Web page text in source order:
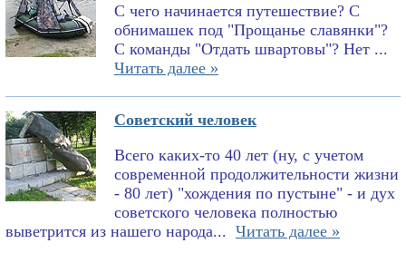
С чего начинается путешествие? С
обнимашек под "Прощанье славянки"?
С команды "Отдать швартовы"? Нет ...
Читать далее »
Советский человек
Всего каких-то 40 лет (ну, с учетом
современной продолжительности жизни
- 80 лет) "хождения по пустыне" - и дух
советского человека полностью
выветрится из нашего народа... Читать далее »